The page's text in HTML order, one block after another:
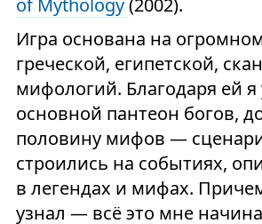
Игра основана на
греческой, египетской,
мифологий. Благодаря ей я
основной пантеон богов,
половину мифов —
строились на событиях,
в легендах и мифах.
узнал — всё это мне